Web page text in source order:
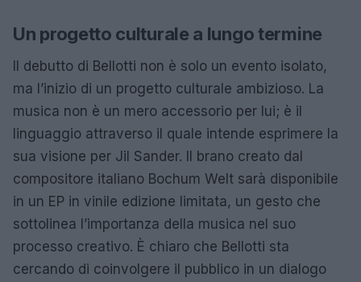
Un progetto culturale a lungo termine
Il debutto di Bellotti non è solo un evento isolato,
ma l’inizio di un progetto culturale ambizioso. La
musica non è un mero accessorio per lui; è il
linguaggio attraverso il quale intende esprimere la
sua visione per Jil Sander. Il brano creato dal
compositore italiano Bochum Welt sarà disponibile
in un EP in vinile edizione limitata, un gesto che
sottolinea l’importanza della musica nel suo
processo creativo. È chiaro che Bellotti sta
cercando di coinvolgere il pubblico in un dialogo